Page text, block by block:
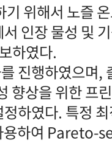
기 위해서 노즐
인장 물성 및
하였다.
진행하였으며,
향상을 위한 프
하였다. 특정
여 Pareto-